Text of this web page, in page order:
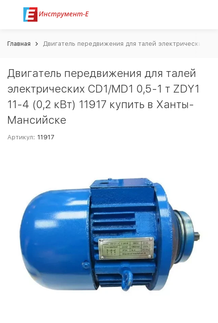
Главная Двигатель передвижения для талей электрических
Двигатель передвижения для талей
электрических CD1/MD1 0,5-1 т ZDY1
11-4 (0,2 кВт) 11917 купить в Ханты-
Мансийске
Артикул: 11917